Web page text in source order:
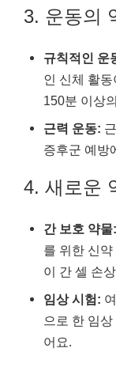
3. 운동의
규칙적인 운
인 신체 활
150분 이상
근력 운동:
증후군 예방
4. 새로운
간 보호 약물:
를 위한 신
이 간 셀 손
임상 시험:
으로 한 임
어요.